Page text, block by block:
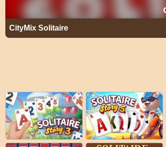
CityMix Solitaire